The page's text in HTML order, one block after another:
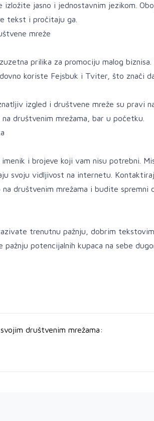
izložite jasno i jednostavnim jezikom.
tekst i pročitaju ga.
mreže
prilika za promociju malog
koriste Fejsbuk i Tviter, što znači
izgled i društvene mreže su pravi
društvenim mrežama, bar u početku.
i brojeve koji vam nisu potrebni.
svoju vidljivost na internetu.
društvenim mrežama i budite
trenutnu pažnju, dobrim
pažnju potencijalnih kupaca na sebe
društvenim mrežama: